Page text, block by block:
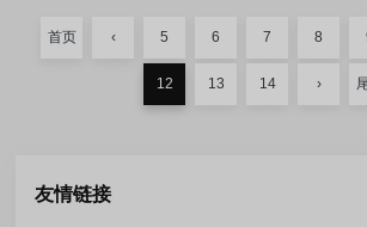
首页 ‹ 5 6 7 8
12 13 14 ›
友情链接